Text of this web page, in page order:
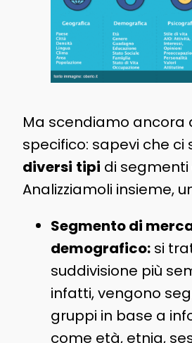
Ma scendiamo ancora
specifico: sapevi che ci
diversi tipi di
Analizziamoli insieme,
Segmento di
demografico:si
suddivisione più
infatti, vengono
gruppi in base a
come età, etnia,